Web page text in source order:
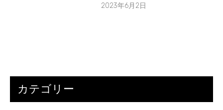
2023年6月2日
カテゴリー